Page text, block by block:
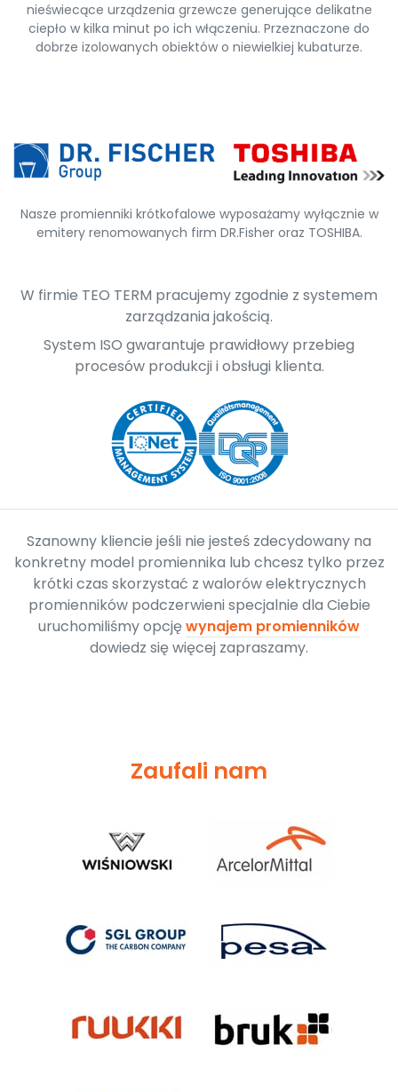
nieświecące urządzenia grzewcze generujące delikatne
ciepło w kilka minut po ich włączeniu. Przeznaczone do
dobrze izolowanych obiektów o niewielkiej kubaturze.
Nasze promienniki krótkofalowe wyposażamy wyłącznie w
emitery renomowanych firm DR.Fisher oraz TOSHIBA.
W firmie TEO TERM pracujemy zgodnie z systemem
zarządzania jakością.
System ISO gwarantuje prawidłowy przebieg
procesów produkcji i obsługi klienta.
Szanowny kliencie jeśli nie jesteś zdecydowany na
konkretny model promiennika lub chcesz tylko przez
krótki czas skorzystać z walorów elektrycznych
promienników podczerwieni specjalnie dla Ciebie
uruchomiliśmy opcjęwynajem promienników
dowiedz się więcej zapraszamy.
Zaufali nam